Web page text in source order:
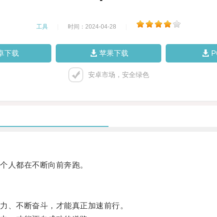
工具 时间：2024-04-28
下载 苹果下载
安卓市场，安全绿色
都在不断向前奔跑。
不断奋斗，才能真正加速前行。